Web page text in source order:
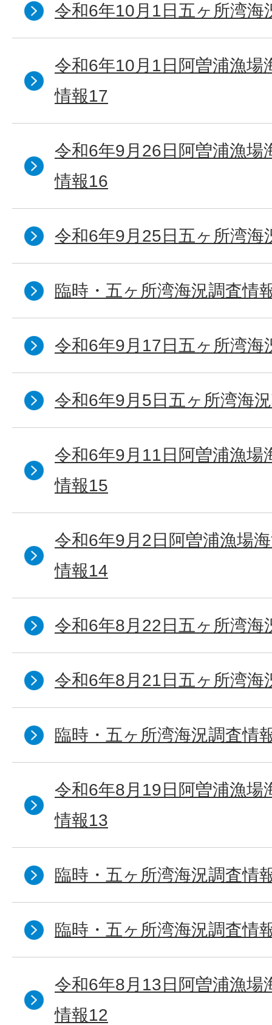
令和6年10月1日五ヶ所湾海
令和6年10月1日阿曽浦漁場
情報17
令和6年9月26日阿曽浦漁場
情報16
令和6年9月25日五ヶ所湾海
臨時・五ヶ所湾海況調査情
令和6年9月17日五ヶ所湾海
令和6年9月5日五ヶ所湾海
令和6年9月11日阿曽浦漁場
情報15
令和6年9月2日阿曽浦漁場
情報14
令和6年8月22日五ヶ所湾海
令和6年8月21日五ヶ所湾海
臨時・五ヶ所湾海況調査情
令和6年8月19日阿曽浦漁場
情報13
臨時・五ヶ所湾海況調査情
臨時・五ヶ所湾海況調査情
令和6年8月13日阿曽浦漁場
情報12